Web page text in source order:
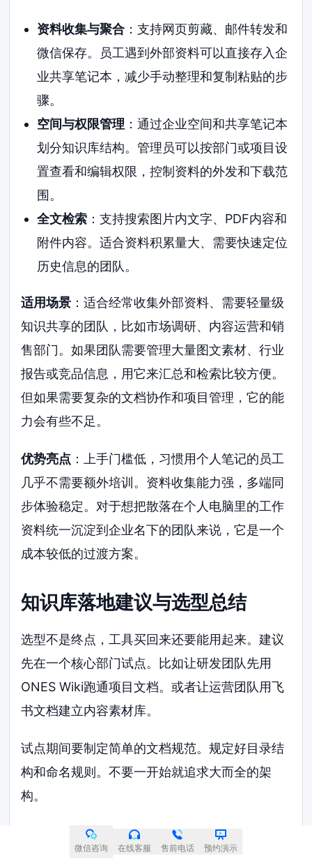
资料收集与聚合：支持网页剪藏、邮件转发和
微信保存。员工遇到外部资料可以直接存入企
业共享笔记本，减少手动整理和复制粘贴的步
骤。
空间与权限管理 ：通过企业空间和共享笔记本
划分知识库结构。管理员可以按部门或项目设
置查看和编辑权限，控制资料的外发和下载范
围。
全文检索：支持搜索图片内文字、PDF内容和
附件内容。适合资料积累量大、需要快速定位
历史信息的团队。
适用场景 ：适合经常收集外部资料、需要轻量级
知识共享的团队，比如市场调研、内容运营和销
售部门。如果团队需要管理大量图文素材、行业
报告或竞品信息，用它来汇总和检索比较方便。
但如果需要复杂的文档协作和项目管理，它的能
力会有些不足。
优势亮点 ：上手门槛低，习惯用个人笔记的员工
几乎不需要额外培训。资料收集能力强，多端同
步体验稳定。对于想把散落在个人电脑里的工作
资料统一沉淀到企业名下的团队来说，它是一个
成本较低的过渡方案。
知识库落地建议与选型总结
选型不是终点，工具买回来还要能用起来。建议
先在一个核心部门试点。比如让研发团队先用
ONES Wiki跑通项目文档。或者让运营团队用飞
书文档建立内容素材库。
试点期间要制定简单的文档规范。规定好目录结
构和命名规则。不要一开始就追求大而全的架
构。
等核心团队跑顺了，再向全公司推广。推广时要
微信咨询 在线客服 售前电话 预约演示